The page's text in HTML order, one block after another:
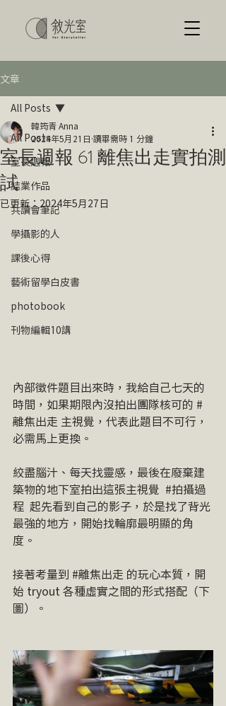
文章
All Posts
室長週報
結業作品
共讀會筆記
學攝影的人
課後心得
藝術留學白皮書
photobook
刊物編輯10講
All Posts
室長週報 61 離焦出走實拍測
試 ​
韓筠青 Anna
2024年5月21日 讀畢需時 1 分鐘
已更新：2024年5月27日
內部徵件題目出來時，我給自己七天的
時間，如果期限內沒拍出團隊核可的 #
離焦出走 主視覺，代表此題目不可行，
必需馬上更換。 ​
絞盡腦汁、每天找靈感，最後在廢棄建
築物的地下室拍出這張主視覺 ​ #拍攝過
程 ​ 起先看到自己的影子，於是找了背光
最強的地方，開始找輪廓最明顯的角
度。
接著考量到 #離焦出走 的玩心本質，開
始 tryout 各種虛實之間的形式搭配（下
圖）。